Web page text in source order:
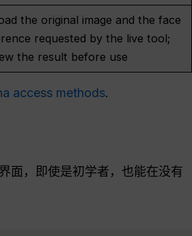
the original image and the face
requested by the live tool;
the result before use
access methods.
面，即使是初学者，也能在没有